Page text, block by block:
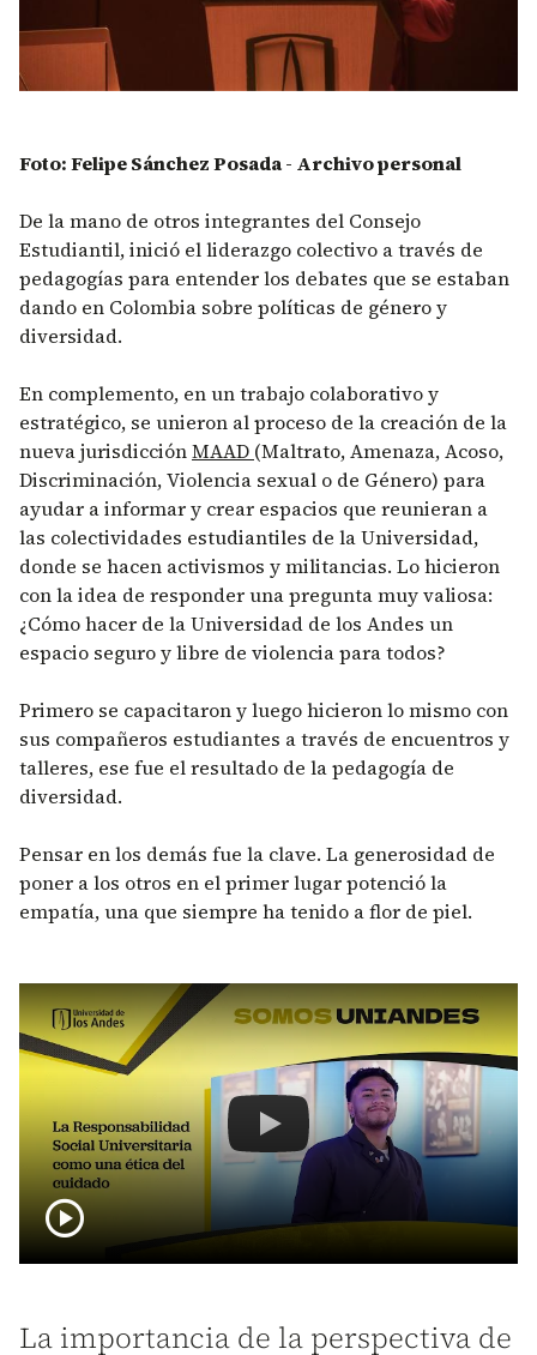
Foto: Felipe Sánchez Posada - Archivo personal
De la mano de otros integrantes del Consejo
Estudiantil, inició el liderazgo colectivo a través de
pedagogías para entender los debates que se estaban
dando en Colombia sobre políticas de género y
diversidad.
En complemento, en un trabajo colaborativo y
estratégico, se unieron al proceso de la creación de la
nueva jurisdicciónMAAD (Maltrato, Amenaza, Acoso,
Discriminación, Violencia sexual o de Género) para
ayudar a informar y crear espacios que reunieran a
las colectividades estudiantiles de la Universidad,
donde se hacen activismos y militancias. Lo hicieron
con la idea de responder una pregunta muy valiosa:
¿Cómo hacer de la Universidad de los Andes un
espacio seguro y libre de violencia para todos?
Primero se capacitaron y luego hicieron lo mismo con
sus compañeros estudiantes a través de encuentros y
talleres, ese fue el resultado de la pedagogía de
diversidad.
Pensar en los demás fue la clave. La generosidad de
poner a los otros en el primer lugar potenció la
empatía, una que siempre ha tenido a flor de piel.
Remote video URL
Felipe Sánchez Posada,
play_circle
La importancia de la perspectiva de